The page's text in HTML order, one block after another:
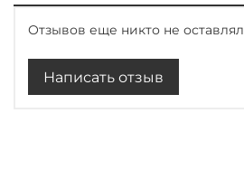
Отзывов еще никто не оставлял
Написать отзыв